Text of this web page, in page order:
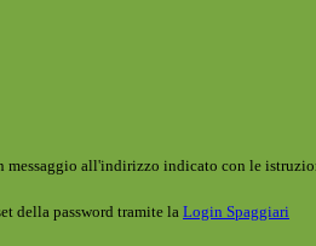
messaggio all'indirizzo indicato con le
della password tramite la Login Spaggiari